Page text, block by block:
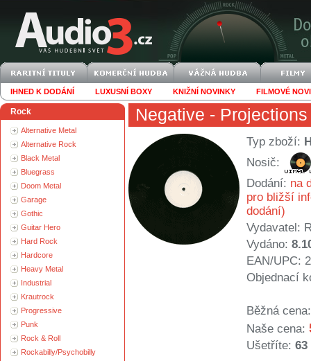
IHNED K DODÁNÍ LUXUSNÍ BOXY KNIŽNÍ NOVINKY FILMOVÉ
Rock
Alternative Metal
Alternative Rock
Black Metal
Bluegrass
Doom Metal
Garage
Gothic
Guitar Hero
Hard Rock
Hardcore
Heavy Metal
Industrial
Krautrock
Progressive
Punk
Rock & Roll
Rockabilly/Psychobilly
Negative - Projections
Typ zboží:
Nosič:
Dodání: na
pro bližší
dodání)
Vydavatel:
Vydáno:
EAN/UPC:
Objednací
Běžná cena:
Naše cena:
Ušetříte: 63